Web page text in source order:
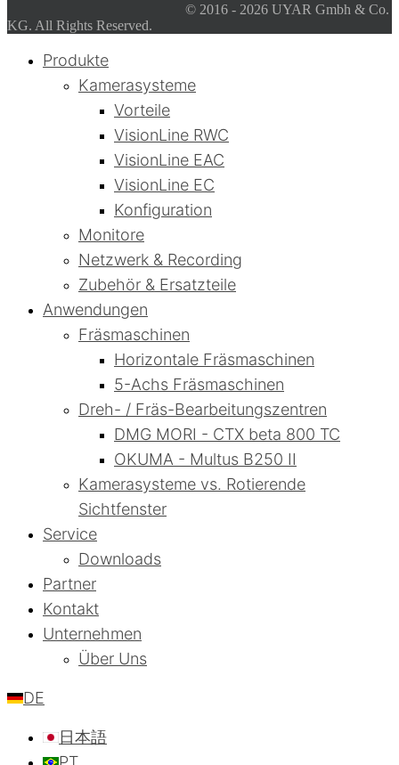
© 2016 - 2026 UYAR Gmbh & Co.
KG. All Rights Reserved.
Produkte
Kamerasysteme
Vorteile
VisionLine RWC
VisionLine EAC
VisionLine EC
Konfiguration
Monitore
Netzwerk & Recording
Zubehör & Ersatzteile
Anwendungen
Fräsmaschinen
Horizontale Fräsmaschinen
5-Achs Fräsmaschinen
Dreh- / Fräs-Bearbeitungszentren
DMG MORI - CTX beta 800 TC
OKUMA - Multus B250 II
Kamerasysteme vs. Rotierende
Sichtfenster
Service
Downloads
Partner
Kontakt
Unternehmen
Über Uns
DE
日本語